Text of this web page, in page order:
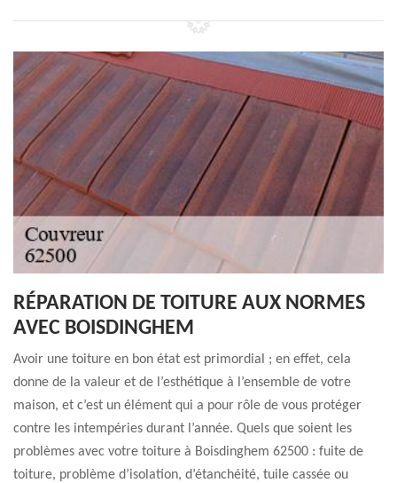
RÉPARATION DE TOITURE AUX NORMES
AVEC BOISDINGHEM
Avoir une toiture en bon état est primordial ; en effet, cela
donne de la valeur et de l’esthétique à l’ensemble de votre
maison, et c’est un élément qui a pour rôle de vous protéger
contre les intempéries durant l’année. Quels que soient les
problèmes avec votre toiture à Boisdinghem 62500 : fuite de
toiture, problème d’isolation, d’étanchéité, tuile cassée ou